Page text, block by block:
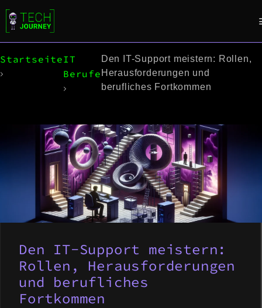
StartseiteIT
Berufe
Den IT-Support meistern: Rollen,
Herausforderungen und
berufliches Fortkommen
Den IT-Support meistern:
Rollen, Herausforderungen
und berufliches
Fortkommen